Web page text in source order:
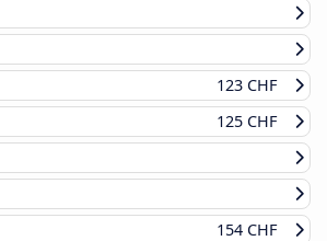
123 CHF
125 CHF
154 CHF